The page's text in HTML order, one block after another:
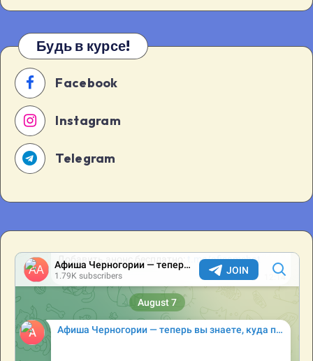
[…]
Будь в курсе!
Facebook
Instagram
Telegram